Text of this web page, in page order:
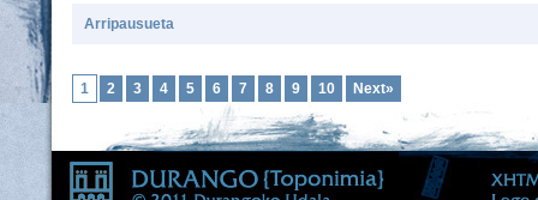
Arripausueta
1 2 3 4 5 6 7 8 9 10 Next»